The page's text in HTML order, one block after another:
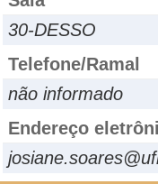
30-DESSO
Telefone/Ramal
não informado
Endereço